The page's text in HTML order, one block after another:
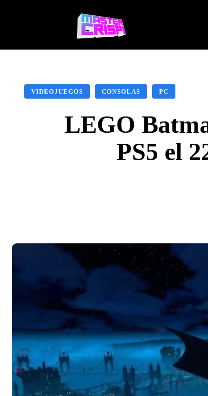
VIDEOJUEGOS CONSOLAS PC
LEGO
PS5 el